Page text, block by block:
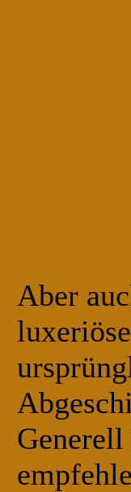
Aber